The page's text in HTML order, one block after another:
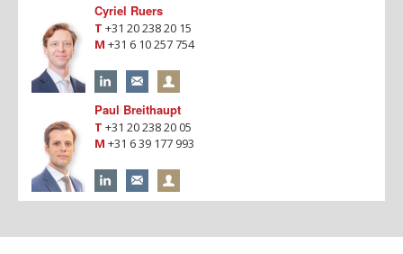
Cyriel Ruers
T +31 20 238 20 15
M +31 6 10 257 754
Paul Breithaupt
T +31 20 238 20 05
M +31 6 39 177 993